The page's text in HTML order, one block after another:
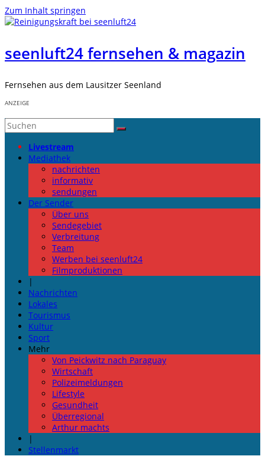
Zum Inhalt springen
seenluft24 fernsehen & magazin
Fernsehen aus dem Lausitzer Seenland
ANZEIGE
Livestream
Mediathek
nachrichten
informativ
sendungen
Der Sender
Über uns
Sendegebiet
Verbreitung
Team
Werben bei seenluft24
Filmproduktionen
|
Nachrichten
Lokales
Tourismus
Kultur
Sport
Mehr
Von Peickwitz nach Paraguay
Wirtschaft
Polizeimeldungen
Lifestyle
Gesundheit
Überregional
Arthur machts
|
Stellenmarkt